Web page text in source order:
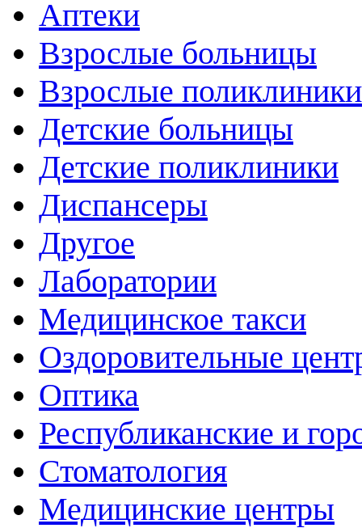
Аптеки
Взрослые больницы
Взрослые поликлиники
Детские больницы
Детские поликлиники
Диспансеры
Другое
Лаборатории
Медицинское такси
Оздоровительные
Оптика
Республиканские и
Стоматология
Медицинские центры